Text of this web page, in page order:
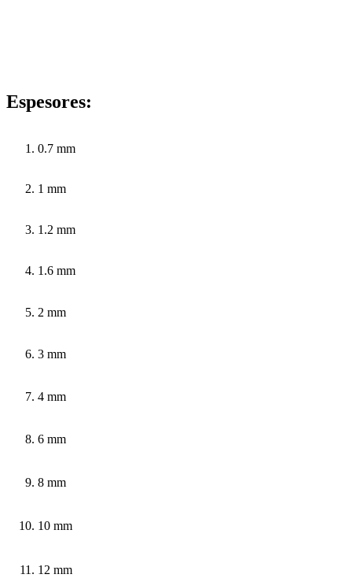
Espesores:
0.7 mm
1 mm
1.2 mm
1.6 mm
2 mm
3 mm
4 mm
6 mm
8 mm
10 mm
12 mm